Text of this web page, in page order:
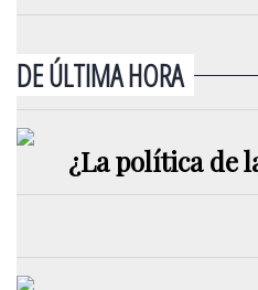
DE ÚLTIMA HORA
¿La política de